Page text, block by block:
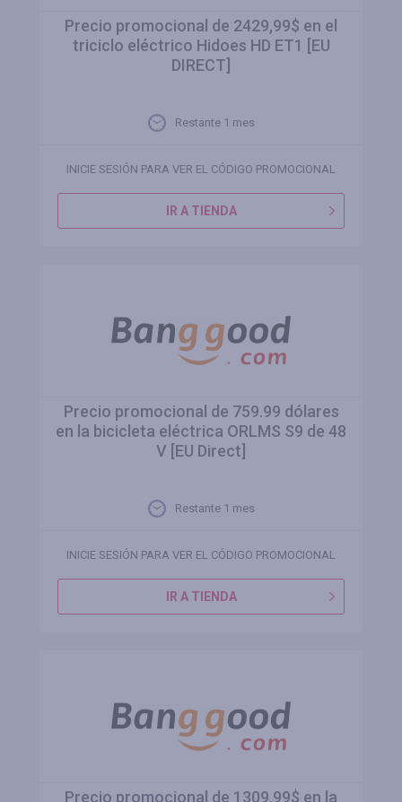
Precio promocional de 2429,99$ en el
triciclo eléctrico Hidoes HD ET1 [EU
DIRECT]
Restante 1 mes
INICIE SESIÓN PARA VER EL CÓDIGO PROMOCIONAL
IR A TIENDA
Precio promocional de 759.99 dólares
en la bicicleta eléctrica ORLMS S9 de 48
V [EU Direct]
Restante 1 mes
INICIE SESIÓN PARA VER EL CÓDIGO PROMOCIONAL
IR A TIENDA
Precio promocional de 1309,99$ en la